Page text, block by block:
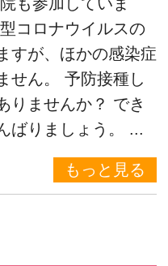
コロナウイルスの
すが、ほかの感染症
せん。 予防接種し
りませんか？ でき
ばりましょう。 ...
もっと見る